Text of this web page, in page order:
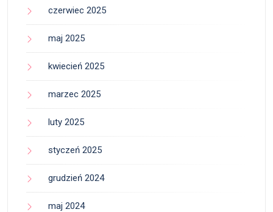
czerwiec 2025
maj 2025
kwiecień 2025
marzec 2025
luty 2025
styczeń 2025
grudzień 2024
maj 2024